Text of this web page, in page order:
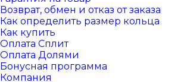
Возврат, обмен и отказ от заказа
Как определить размер кольца
Как купить
Оплата Сплит
Оплата Долями
Бонусная программа
Компания